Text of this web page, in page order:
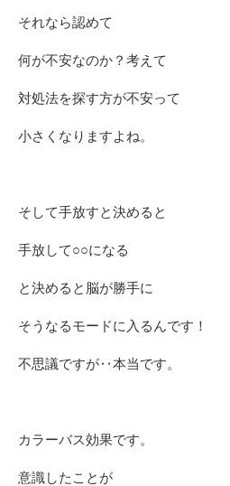
それなら認めて
何が不安なのか？考えて
対処法を探す方が不安って
小さくなりますよね。
そして手放すと決めると
手放して○○になる
と決めると脳が勝手に
そうなるモードに入るんです！
不思議ですが‥本当です。
カラーバス効果です。
意識したことが